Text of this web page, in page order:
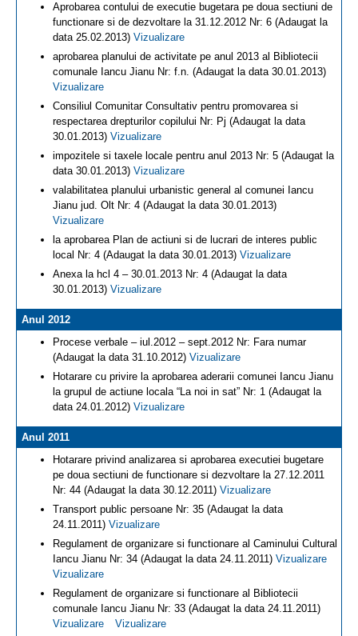
Aprobarea contului de executie bugetara pe doua sectiuni de
functionare si de dezvoltare la 31.12.2012 Nr: 6 (Adaugat la
data 25.02.2013) Vizualizare
aprobarea planului de activitate pe anul 2013 al Bibliotecii
comunale Iancu Jianu Nr: f.n. (Adaugat la data 30.01.2013)
Vizualizare
Consiliul Comunitar Consultativ pentru promovarea si
respectarea drepturilor copilului Nr: Pj (Adaugat la data
30.01.2013) Vizualizare
impozitele si taxele locale pentru anul 2013 Nr: 5 (Adaugat la
data 30.01.2013) Vizualizare
valabilitatea planului urbanistic general al comunei Iancu
Jianu jud. Olt Nr: 4 (Adaugat la data 30.01.2013)
Vizualizare
la aprobarea Plan de actiuni si de lucrari de interes public
local Nr: 4 (Adaugat la data 30.01.2013) Vizualizare
Anexa la hcl 4 – 30.01.2013 Nr: 4 (Adaugat la data
30.01.2013) Vizualizare
Anul 2012
Procese verbale – iul.2012 – sept.2012 Nr: Fara numar
(Adaugat la data 31.10.2012) Vizualizare
Hotarare cu privire la aprobarea aderarii comunei Iancu Jianu
la grupul de actiune locala “La noi in sat” Nr: 1 (Adaugat la
data 24.01.2012) Vizualizare
Anul 2011
Hotarare privind analizarea si aprobarea executiei bugetare
pe doua sectiuni de functionare si dezvoltare la 27.12.2011
Nr: 44 (Adaugat la data 30.12.2011) Vizualizare
Transport public persoane Nr: 35 (Adaugat la data
24.11.2011) Vizualizare
Regulament de organizare si functionare al Caminului Cultural
Iancu Jianu Nr: 34 (Adaugat la data 24.11.2011) Vizualizare
Vizualizare
Regulament de organizare si functionare al Bibliotecii
comunale Iancu Jianu Nr: 33 (Adaugat la data 24.11.2011)
Vizualizare
Vizualizare